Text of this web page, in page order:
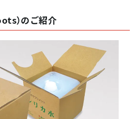
）のご紹介
ハウトフォーム®）